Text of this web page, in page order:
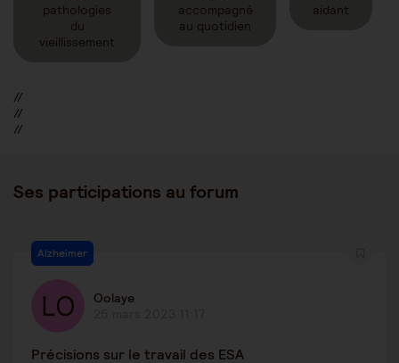
pathologies
du
vieillissement
accompagné
au quotidien
aidant
//
//
//
Ses participations au forum
Alzheimer
Oolaye
Précisions sur le travail des ESA